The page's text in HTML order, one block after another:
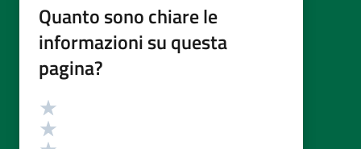
Quanto sono chiare le
informazioni su questa
pagina?
Valutazione